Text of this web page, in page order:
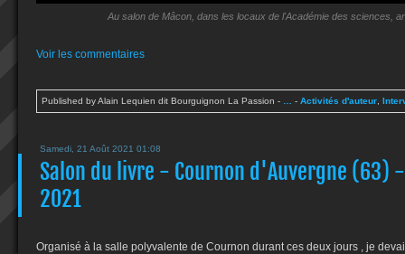
Au salon de Mâcon, dans les locaux de l'Académie des sciences,
Voir les commentaires
Published by Alain Lequien dit Bourguignon La Passion - - Activités d'auteur
Samedi, 21 Août 2021 01:08
Salon du livre - Cournon d'Auvergne (63)
2021
Organisé à la salle polyvalente de Cournon durant ces deux jours , je